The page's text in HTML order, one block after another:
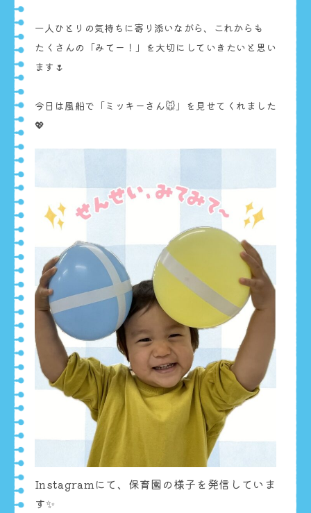
一人ひとりの気持ちに寄り添いながら、これからも
たくさんの「みてー！」を大切にしていきたいと思い
ます🌷
今日は風船で「ミッキーさん🐭」を見せてくれました
💖
Instagramにて、保育園の様子を発信していま
す✨